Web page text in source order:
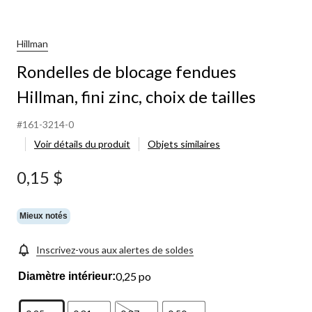
Hillman
Rondelles de blocage fendues
Hillman, fini zinc, choix de tailles
#161-3214-0
Voir détails du produit
Objets similaires
0,15 $
Mieux notés
Inscrivez-vous aux alertes de soldes
Diamètre intérieur:0,25 po